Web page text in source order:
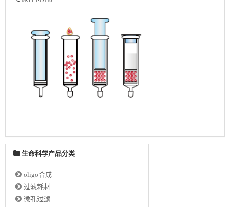
生命科学产品分类
oligo合成
过滤耗材
微孔过滤